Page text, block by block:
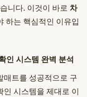
니다. 이것이 바로 차
하는 핵심적인 이유입
인 시스템 완벽 분석
매트를 성공적으로 구
시스템을 제대로 이